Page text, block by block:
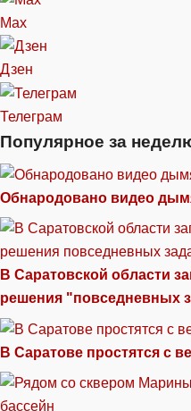
Max
Дзен
Телеграм
Популярное за
Обнародовано видео
В Саратовской области
решения "повседневных
В Саратове простятся с